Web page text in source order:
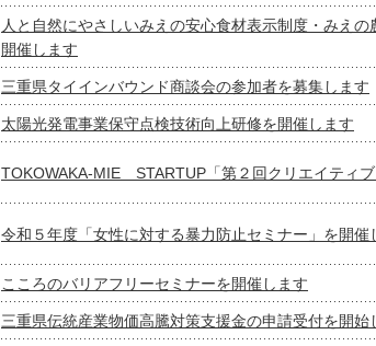
人と自然にやさしいみえの安心食材表示制度・みえ
開催します
三重県タイインバウンド商談会の参加者を募集します
太陽光発電事業保守点検技術向上研修を開催します
TOKOWAKA-MIE STARTUP「第２回クリエイティ
令和５年度「女性に対する暴力防止セミナー」を開催
こころのバリアフリーセミナーを開催します
三重県伝統産業物価高騰対策支援金の申請受付を開始